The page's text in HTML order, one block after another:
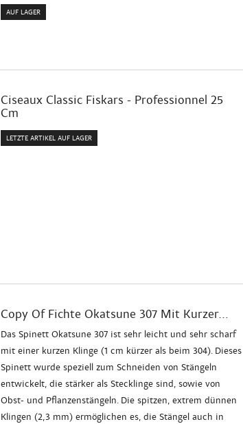
AUF LAGER
Ciseaux Classic Fiskars - Professionnel 25
Cm
LETZTE ARTIKEL AUF LAGER
Copy Of Fichte Okatsune 307 Mit Kurzer...
Das Spinett Okatsune 307 ist sehr leicht und sehr scharf
mit einer kurzen Klinge (1 cm kürzer als beim 304). Dieses
Spinett wurde speziell zum Schneiden von Stängeln
entwickelt, die stärker als Stecklinge sind, sowie von
Obst- und Pflanzenstängeln. Die spitzen, extrem dünnen
Klingen (2,3 mm) ermöglichen es, die Stängel auch in